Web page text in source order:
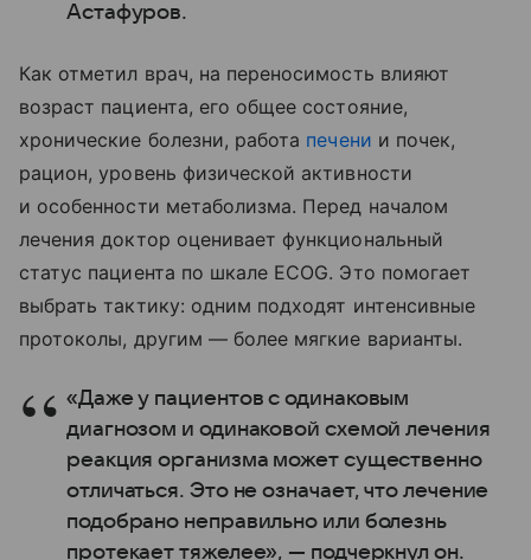
Астафуров.
Как отметил врач, на переносимость влияют
возраст пациента, его общее состояние,
хронические болезни, работа печени и почек,
рацион, уровень физической активности
и особенности метаболизма. Перед началом
лечения доктор оценивает функциональный
статус пациента по шкале ECOG. Это помогает
выбрать тактику: одним подходят интенсивные
протоколы, другим — более мягкие варианты.
«Даже у пациентов с одинаковым
диагнозом и одинаковой схемой лечения
реакция организма может существенно
отличаться. Это не означает, что лечение
подобрано неправильно или болезнь
протекает тяжелее», — подчеркнул он.